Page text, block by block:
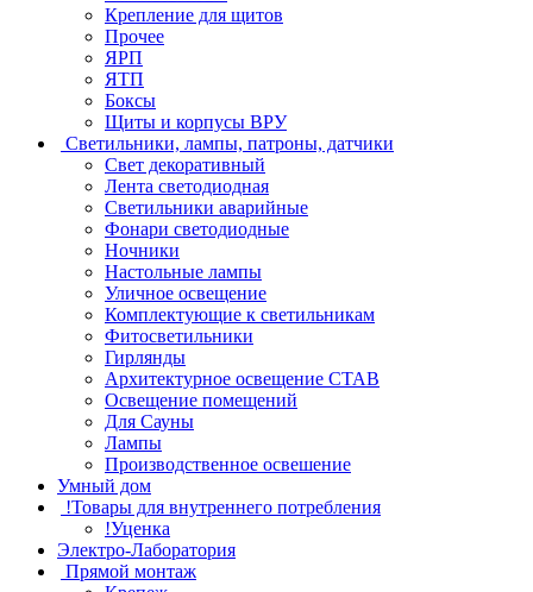
Крепление для щитов
Прочее
ЯРП
ЯТП
Боксы
Щиты и корпусы ВРУ
Светильники, лампы, патроны, датчики
Свет декоративный
Лента светодиодная
Светильники аварийные
Фонари светодиодные
Ночники
Настольные лампы
Уличное освещение
Комплектующие к светильникам
Фитосветильники
Гирлянды
Архитектурное освещение СТАВ
Освещение помещений
Для Сауны
Лампы
Производственное освешение
Умный дом
!Товары для внутреннего потребления
!Уценка
Электро-Лаборатория
Прямой монтаж